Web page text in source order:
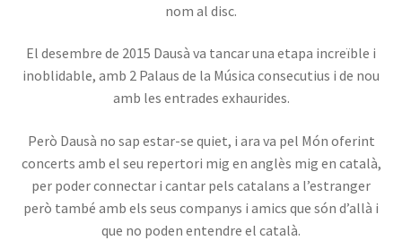
nom al disc.
El desembre de 2015 Dausà va tancar una etapa increïble i
inoblidable, amb 2 Palaus de la Música consecutius i de nou
amb les entrades exhaurides.
Però Dausà no sap estar-se quiet, i ara va pel Món oferint
concerts amb el seu repertori mig en anglès mig en català,
per poder connectar i cantar pels catalans a l’estranger
però també amb els seus companys i amics que són d’allà i
que no poden entendre el català.